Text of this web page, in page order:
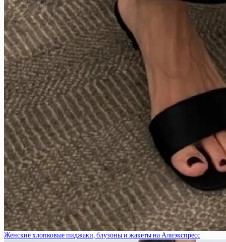
Женские хлопковые пиджаки, блузоны и жакеты на Алиэкспресс